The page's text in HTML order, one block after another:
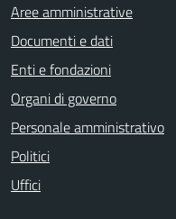
Aree amministrative
Documenti e dati
Enti e fondazioni
Organi di governo
Personale amministrativo
Politici
Uffici